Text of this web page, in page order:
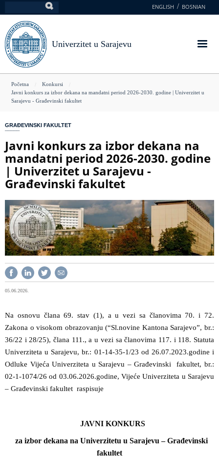
na
glavni
sadržaj
ENGLISH BOSNIAN
Univerzitet u Sarajevu
You
are
Početna
Konkursi
Javni konkurs za izbor dekana na mandatni period 2026-2030. godine | Univerzitet u
Sarajevu - Građevinski fakultet
GRAĐEVINSKI FAKULTET
Javni konkurs za izbor dekana na
mandatni period 2026-2030. godine
| Univerzitet u Sarajevu -
Građevinski fakultet
05.06.2026.
Na osnovu člana 69. stav (1), a u vezi sa članovima 70. i 72.
Zakona o visokom obrazovanju (“Sl.novine Kantona Sarajevo”, br.:
36/22 i 28/25), člana 111., a u vezi sa članovima 117. i 118. Statuta
Univerziteta u Sarajevu, br.: 01-14-35-1/23 od 26.07.2023.godine i
Odluke Vijeća Univerziteta u Sarajevu – Građevinski fakultet, br.:
02-1-1074/26 od 03.06.2026.godine, Vijeće Univerziteta u Sarajevu
– Građevinski fakultet raspisuje
JAVNI KONKURS
za izbor dekana na Univerzitetu u Sarajevu – Građevinski
fakultet